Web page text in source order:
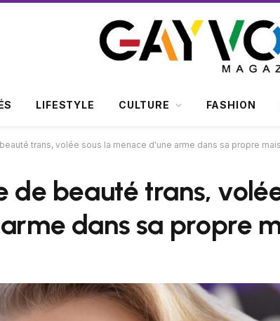
LIFESTYLE CULTURE FASHION
trans, volée sous la menace d'une arme dans sa propre
de beauté trans,
dans sa propre